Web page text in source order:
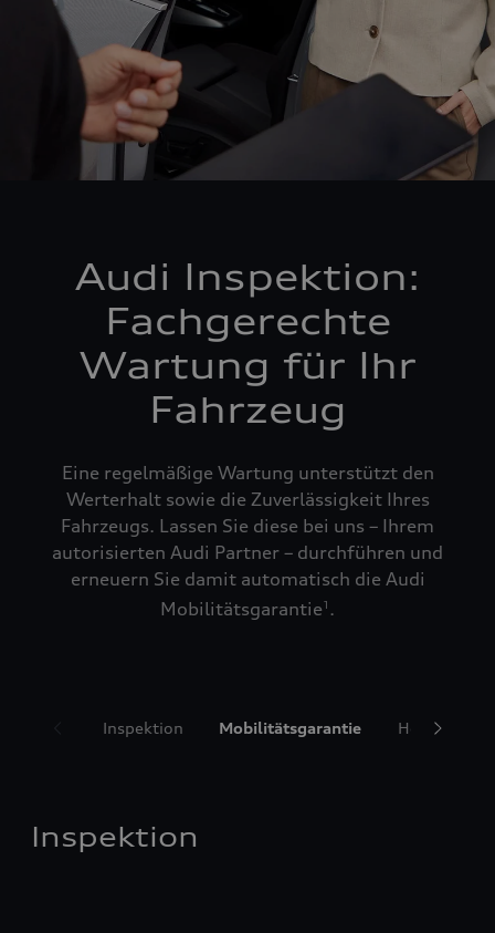
Audi Inspektion:
Fachgerechte
Wartung für Ihr
Fahrzeug
Eine regelmäßige Wartung unterstützt den
Werterhalt sowie die Zuverlässigkeit Ihres
Fahrzeugs. Lassen Sie diese bei uns – Ihrem
autorisierten Audi Partner – durchführen und
erneuern Sie damit automatisch die Audi
Mobilitätsgarantie1 .
Inspektion Mobilitätsgarantie Hol- und
Inspektion